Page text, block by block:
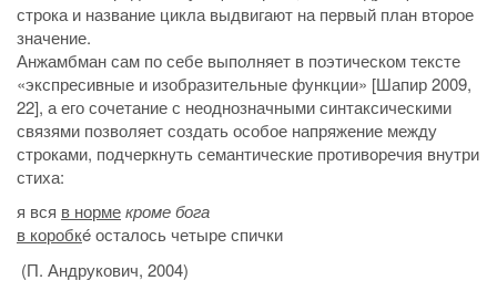
строка и название цикла выдвигают на первый план второе
значение.
Анжамбман сам по себе выполняет в поэтическом тексте
«экспресивные и изобразительные функции» [Шапир 2009,
22], а его сочетание с неоднозначными синтаксическими
связями позволяет создать особое напряжение между
строками, подчеркнуть семантические противоречия внутри
стиха:
я вся в нормекроме бога
в коробкé осталось четыре спички
(П. Андрукович, 2004)